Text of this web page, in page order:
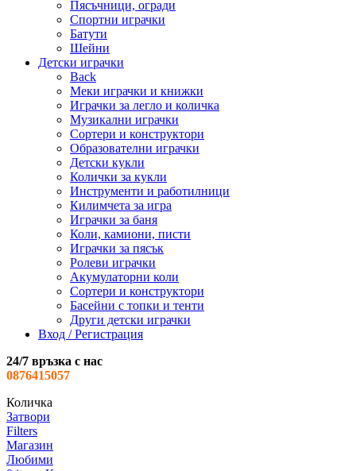
Пясъчници, огради
Спортни играчки
Батути
Шейни
Детски играчки
Back
Меки играчки и книжки
Играчки за легло и количка
Музикални играчки
Сортери и конструктори
Образователни играчки
Детски кукли
Колички за кукли
Инструменти и работилници
Килимчета за игра
Играчки за баня
Коли, камиони, писти
Играчки за пясък
Ролеви играчки
Акумулаторни коли
Сортери и конструктори
Басейни с топки и тенти
Други детски играчки
Вход / Регистрация
24/7 връзка с нас
0876415057
Количка
Затвори
Filters
Магазин
Любими